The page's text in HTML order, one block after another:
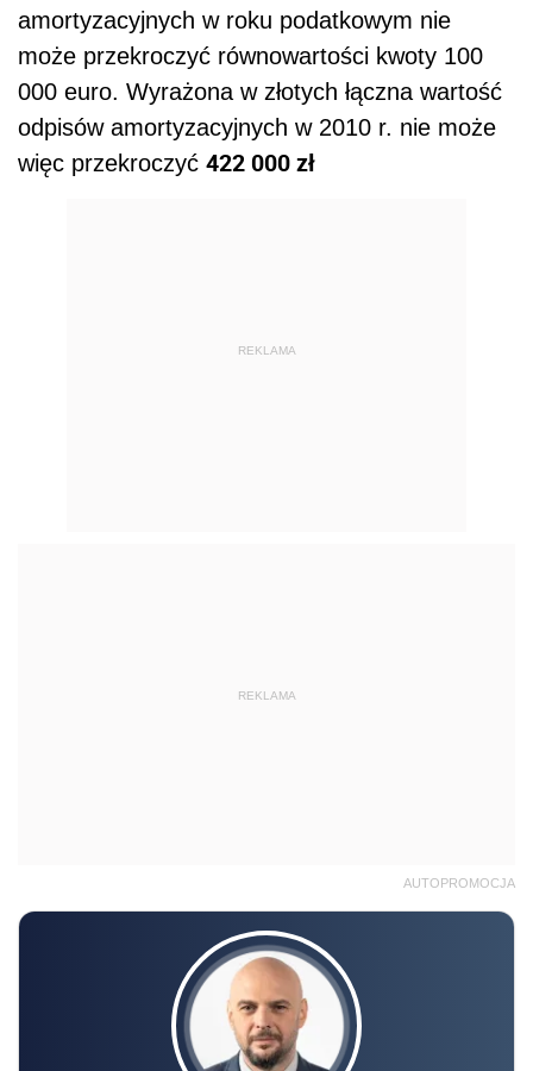
amortyzacyjnych w roku podatkowym nie
może przekroczyć równowartości kwoty 100
000 euro. Wyrażona w złotych łączna wartość
odpisów amortyzacyjnych w 2010 r. nie może
więc przekroczyć 422 000 zł
REKLAMA
REKLAMA
AUTOPROMOCJA